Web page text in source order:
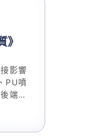
》
影響
PU噴
端所
經驗，